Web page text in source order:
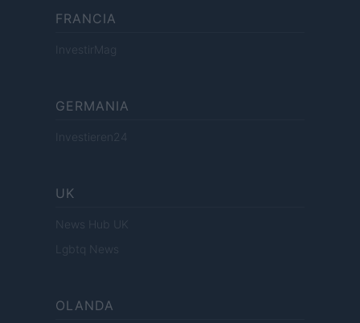
FRANCIA
InvestirMag
GERMANIA
Investieren24
UK
News Hub UK
Lgbtq News
OLANDA